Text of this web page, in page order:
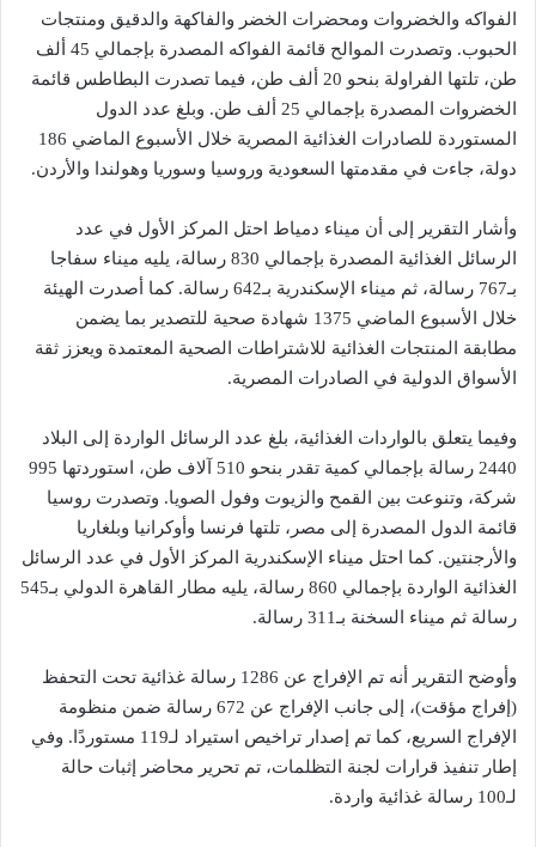
الفواكه والخضروات ومحضرات الخضر والفاكهة والدقيق ومنتجات
الحبوب. وتصدرت الموالح قائمة الفواكه المصدرة بإجمالي 45 ألف
طن، تلتها الفراولة بنحو 20 ألف طن، فيما تصدرت البطاطس قائمة
الخضروات المصدرة بإجمالي 25 ألف طن. وبلغ عدد الدول
المستوردة للصادرات الغذائية المصرية خلال الأسبوع الماضي 186
دولة، جاءت في مقدمتها السعودية وروسيا وسوريا وهولندا والأردن.
وأشار التقرير إلى أن ميناء دمياط احتل المركز الأول في عدد
الرسائل الغذائية المصدرة بإجمالي 830 رسالة، يليه ميناء سفاجا
بـ767 رسالة، ثم ميناء الإسكندرية بـ642 رسالة. كما أصدرت الهيئة
خلال الأسبوع الماضي 1375 شهادة صحية للتصدير بما يضمن
مطابقة المنتجات الغذائية للاشتراطات الصحية المعتمدة ويعزز ثقة
الأسواق الدولية في الصادرات المصرية.
وفيما يتعلق بالواردات الغذائية، بلغ عدد الرسائل الواردة إلى البلاد
2440 رسالة بإجمالي كمية تقدر بنحو 510 آلاف طن، استوردتها 995
شركة، وتنوعت بين القمح والزيوت وفول الصويا. وتصدرت روسيا
قائمة الدول المصدرة إلى مصر، تلتها فرنسا وأوكرانيا وبلغاريا
والأرجنتين. كما احتل ميناء الإسكندرية المركز الأول في عدد الرسائل
الغذائية الواردة بإجمالي 860 رسالة، يليه مطار القاهرة الدولي بـ545
رسالة ثم ميناء السخنة بـ311 رسالة.
وأوضح التقرير أنه تم الإفراج عن 1286 رسالة غذائية تحت التحفظ
(إفراج مؤقت)، إلى جانب الإفراج عن 672 رسالة ضمن منظومة
الإفراج السريع، كما تم إصدار تراخيص استيراد لـ119 مستوردًا. وفي
إطار تنفيذ قرارات لجنة التظلمات، تم تحرير محاضر إثبات حالة
لـ100 رسالة غذائية واردة.